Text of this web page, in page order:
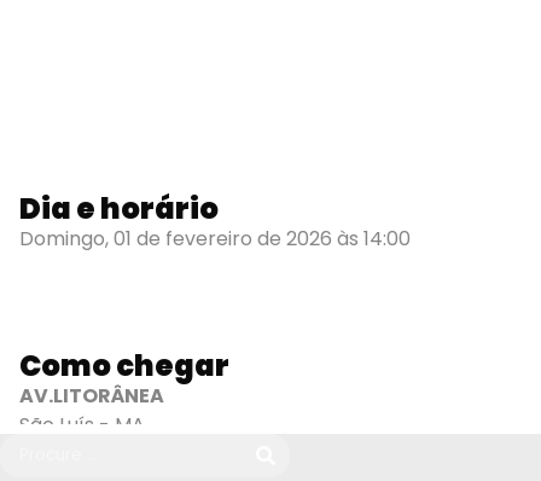
Dia e horário
Domingo, 01 de fevereiro de 2026 às 14:00
Como chegar
AV.LITORÂNEA
São Luís - MA